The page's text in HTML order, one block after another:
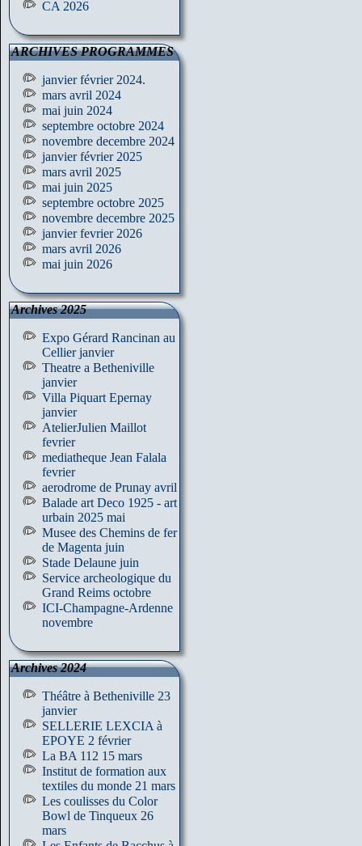
CA 2026
ARCHIVES PROGRAMMES
janvier février 2024.
mars avril 2024
mai juin 2024
septembre octobre 2024
novembre decembre 2024
janvier février 2025
mars avril 2025
mai juin 2025
septembre octobre 2025
novembre decembre 2025
janvier fevrier 2026
mars avril 2026
mai juin 2026
Archives 2025
Expo Gérard Rancinan au
Cellier janvier
Theatre a Betheniville
janvier
Villa Piquart Epernay
janvier
AtelierJulien Maillot
fevrier
mediatheque Jean Falala
fevrier
aerodrome de Prunay avril
Balade art Deco 1925 - art
urbain 2025 mai
Musee des Chemins de fer
de Magenta juin
Stade Delaune juin
Service archeologique du
Grand Reims octobre
ICI-Champagne-Ardenne
novembre
Archives 2024
Théâtre à Betheniville 23
janvier
SELLERIE LEXCIA à
EPOYE 2 février
La BA 112 15 mars
Institut de formation aux
textiles du monde 21 mars
Les coulisses du Color
Bowl de Tinqueux 26
mars